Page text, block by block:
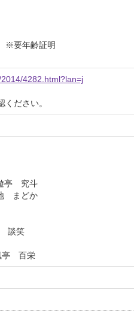
※要年齢証明
4282.html?lan=j
ださい。
究斗
」 菊地 まどか
談笑
百栄